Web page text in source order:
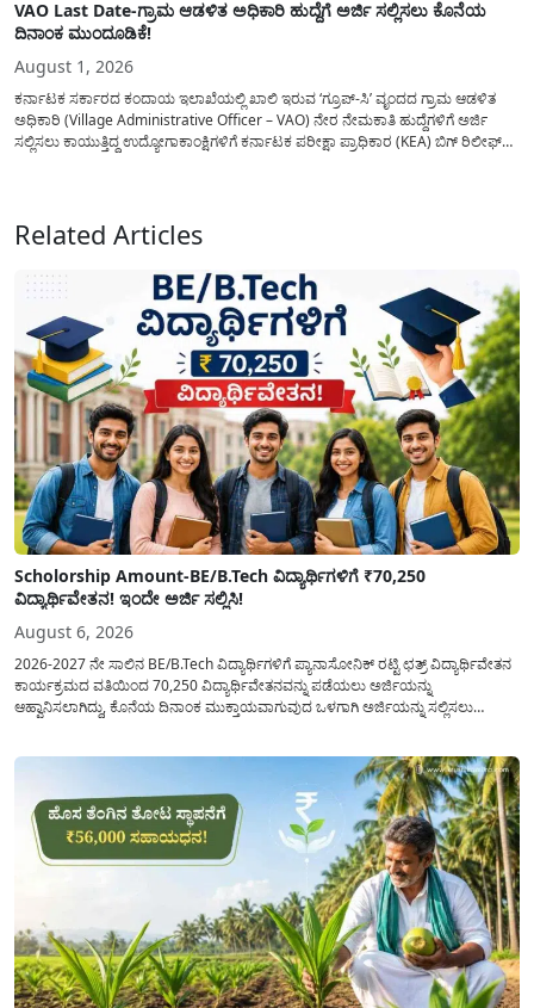
VAO Last Date-ಗ್ರಾಮ ಆಡಳಿತ ಅಧಿಕಾರಿ ಹುದ್ದೆಗೆ ಅರ್ಜಿ ಸಲ್ಲಿಸಲು ಕೊನೆಯ
ದಿನಾಂಕ ಮುಂದೂಡಿಕೆ!
August 1, 2026
ಕರ್ನಾಟಕ ಸರ್ಕಾರದ ಕಂದಾಯ ಇಲಾಖೆಯಲ್ಲಿ ಖಾಲಿ ಇರುವ ‘ಗ್ರೂಪ್-ಸಿ’ ವೃಂದದ ಗ್ರಾಮ ಆಡಳಿತ
ಅಧಿಕಾರಿ (Village Administrative Officer – VAO) ನೇರ ನೇಮಕಾತಿ ಹುದ್ದೆಗಳಿಗೆ ಅರ್ಜಿ
ಸಲ್ಲಿಸಲು ಕಾಯುತ್ತಿದ್ದ ಉದ್ಯೋಗಾಕಾಂಕ್ಷಿಗಳಿಗೆ ಕರ್ನಾಟಕ ಪರೀಕ್ಷಾ ಪ್ರಾಧಿಕಾರ (KEA) ಬಿಗ್ ರಿಲೀಫ್
Related Articles
Scholorship Amount-BE/B.Tech ವಿದ್ಯಾರ್ಥಿಗಳಿಗೆ ₹70,250
ವಿದ್ಯಾರ್ಥಿವೇತನ! ಇಂದೇ ಅರ್ಜಿ ಸಲ್ಲಿಸಿ!
August 6, 2026
2026-2027 ನೇ ಸಾಲಿನ BE/B.Tech ವಿದ್ಯಾರ್ಥಿಗಳಿಗೆ ಪ್ಯಾನಾಸೋನಿಕ್ ರಟ್ಟಿ ಛತ್ರ್ ವಿದ್ಯಾರ್ಥಿವೇತನ
ಕಾರ್ಯಕ್ರಮದ ವತಿಯಿಂದ 70,250 ವಿದ್ಯಾರ್ಥಿವೇತನವನ್ನು ಪಡೆಯಲು ಅರ್ಜಿಯನ್ನು
ಆಹ್ವಾನಿಸಲಾಗಿದ್ದು, ಕೊನೆಯ ದಿನಾಂಕ ಮುಕ್ತಾಯವಾಗುವುದ ಒಳಗಾಗಿ ಅರ್ಜಿಯನ್ನು ಸಲ್ಲಿಸಲು